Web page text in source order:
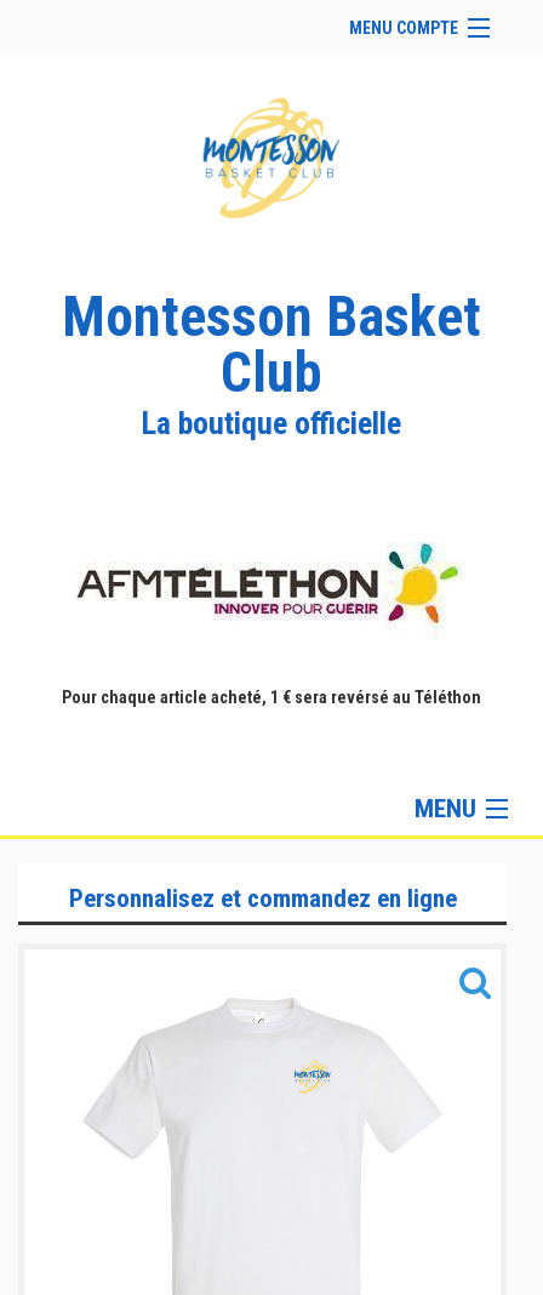
MENU COMPTE
Site Web du club
Facebook
Se connecter
Panier (
Montesson Basket
Club
La boutique officielle
Pour chaque article acheté, 1 € sera revérsé au Téléthon
MENU
Gamme Training
Personnalisez et commandez en ligne